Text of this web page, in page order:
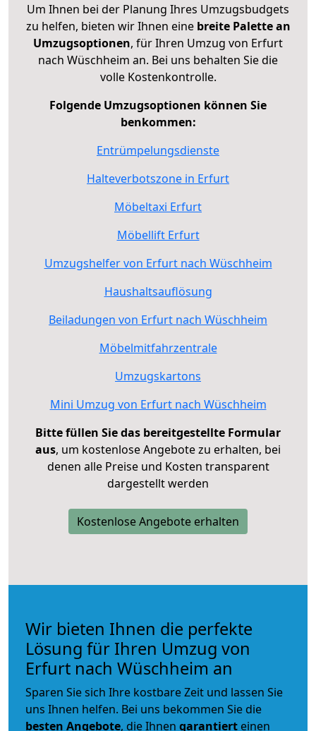
Um Ihnen bei der Planung Ihres Umzugsbudgets
zu helfen, bieten wir Ihnen eine breite Palette an
Umzugsoptionen, für Ihren Umzug von Erfurt
nach Wüschheim an. Bei uns behalten Sie die
volle Kostenkontrolle.
Folgende Umzugsoptionen können Sie
benkommen:
Entrümpelungsdienste
Halteverbotszone in Erfurt
Möbeltaxi Erfurt
Möbellift Erfurt
Umzugshelfer von Erfurt nach Wüschheim
Haushaltsauflösung
Beiladungen von Erfurt nach Wüschheim
Möbelmitfahrzentrale
Umzugskartons
Mini Umzug von Erfurt nach Wüschheim
Bitte füllen Sie das bereitgestellte Formular
aus, um kostenlose Angebote zu erhalten, bei
denen alle Preise und Kosten transparent
dargestellt werden
Kostenlose Angebote erhalten
Wir bieten Ihnen die perfekte
Lösung für Ihren Umzug von
Erfurt nach Wüschheim an
Sparen Sie sich Ihre kostbare Zeit und lassen Sie
uns Ihnen helfen. Bei uns bekommen Sie die
besten Angebote, die Ihnen garantiert einen